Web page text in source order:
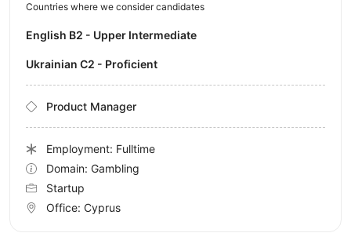
Countries where we consider candidates
English B2 - Upper Intermediate
Ukrainian C2 - Proficient
Product Manager
Employment: Fulltime
Domain: Gambling
Startup
Office: Cyprus